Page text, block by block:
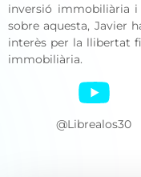
inversió immobiliària
sobre aquesta, Javier
interès per la llibertat
immobiliària.
@Librealos30